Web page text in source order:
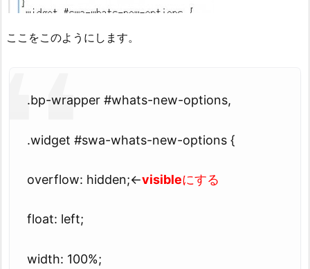
ここをこのようにします。
.bp-wrapper #whats-new-options,
.widget #swa-whats-new-options {
overflow: hidden;←visibleにする
float: left;
width: 100%;